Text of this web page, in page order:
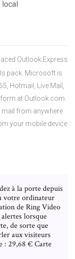
Outlook Express
pack. Microsoft is
Hotmail, Live Mail,
at Outlook.com.
from anywhere
your mobile device
à la porte depuis
votre ordinateur
de Ring Video
lorsque
de sorte que
aux visiteurs
: 29,68 € Carte